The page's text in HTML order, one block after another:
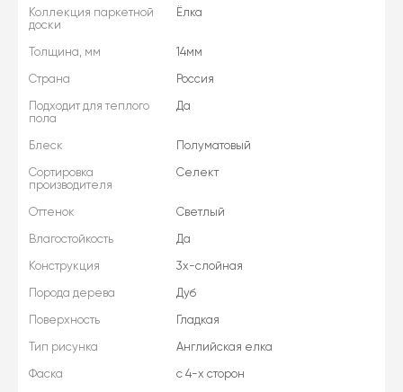
Коллекция паркетной
доски
Ёлка
Толщина, мм
14мм
Страна
Россия
Подходит для теплого
пола
Да
Блеск
Полуматовый
Сортировка
производителя
Селект
Оттенок
Светлый
Влагостойкость
Да
Конструкция
3х-слойная
Порода дерева
Дуб
Поверхность
Гладкая
Тип рисунка
Английская елка
Фаска
с 4-х сторон